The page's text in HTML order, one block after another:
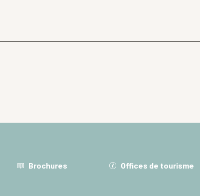
Brochures Offices de tourisme